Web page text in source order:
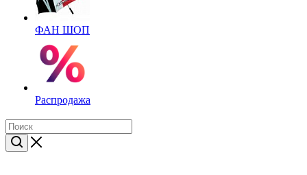
ФАН ШОП
Распродажа